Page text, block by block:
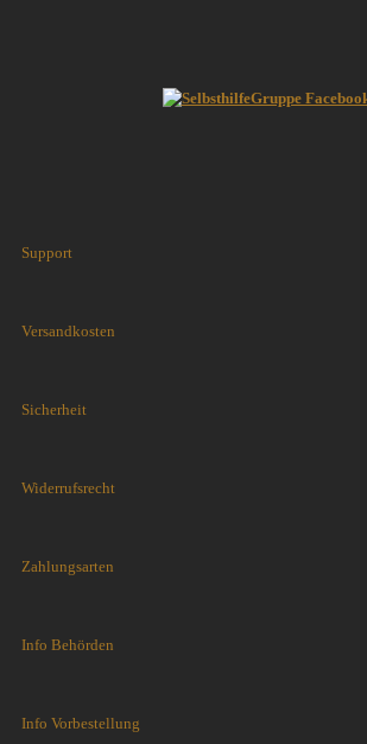
Support
Versandkosten
Sicherheit
Widerrufsrecht
Zahlungsarten
Info Behörden
Info Vorbestellung